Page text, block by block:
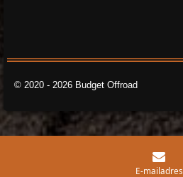
© 2020 - 2026 Budget Offroad
E-mailadres